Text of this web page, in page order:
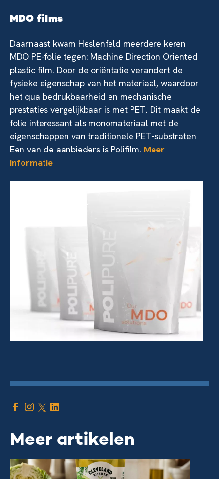
MDO films
Daarnaast kwam Heslenfeld meerdere keren
MDO PE-folie tegen: Machine Direction Oriented
plastic film. Door de oriëntatie verandert de
fysieke eigenschap van het materiaal, waardoor
het qua bedrukbaarheid en mechanische
prestaties vergelijkbaar is met PET. Dit maakt de
folie interessant als monomateriaal met de
eigenschappen van traditionele PET-substraten.
Een van de aanbieders is Polifilm. Meer
informatie
Meer artikelen